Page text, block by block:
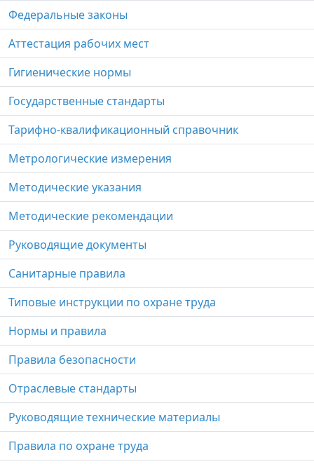
Федеральные законы
Аттестация рабочих мест
Гигиенические нормы
Государственные стандарты
Тарифно-квалификационный справочник
Метрологические измерения
Методические указания
Методические рекомендации
Руководящие документы
Санитарные правила
Типовые инструкции по охране труда
Нормы и правила
Правила безопасности
Отраслевые стандарты
Руководящие технические материалы
Правила по охране труда